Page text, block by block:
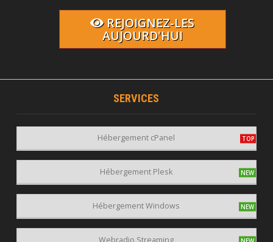
REJOIGNEZ-LES
AUJOURD'HUI
SERVICES
Hébergement cPanel
Hébergement Plesk
Hébergement Windows
Webradio Streaming